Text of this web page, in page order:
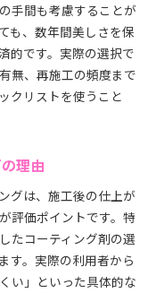
手間も考慮することが
も、数年間美しさを保
的です。実際の選択で
無、再施工の頻度まで
クリストを使うこと
理由
グは、施工後の仕上が
評価ポイントです。特
たコーティング剤の選
す。実際の利用者から
い」といった具体的な